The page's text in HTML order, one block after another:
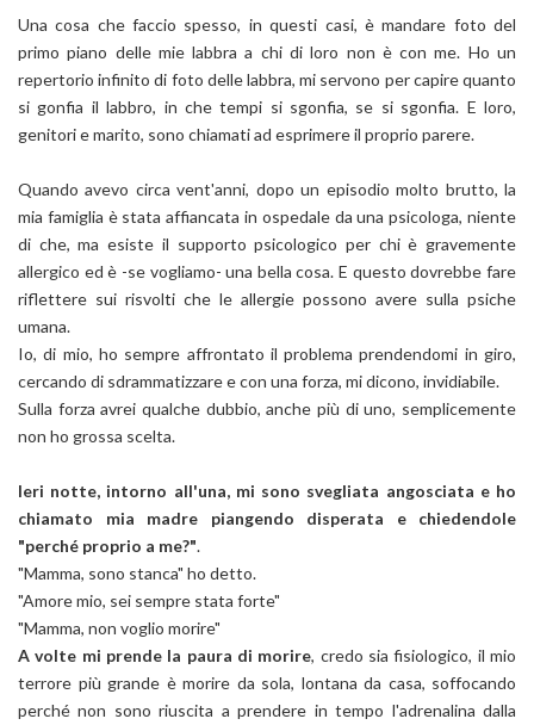
Una cosa che faccio spesso, in questi casi, è mandare foto del
primo piano delle mie labbra a chi di loro non è con me. Ho un
repertorio infinito di foto delle labbra, mi servono per capire quanto
si gonfia il labbro, in che tempi si sgonfia, se si sgonfia. E loro,
genitori e marito, sono chiamati ad esprimere il proprio parere.
Quando avevo circa vent'anni, dopo un episodio molto brutto, la
mia famiglia è stata affiancata in ospedale da una psicologa, niente
di che, ma esiste il supporto psicologico per chi è gravemente
allergico ed è -se vogliamo- una bella cosa. E questo dovrebbe fare
riflettere sui risvolti che le allergie possono avere sulla psiche
umana.
Io, di mio, ho sempre affrontato il problema prendendomi in giro,
cercando di sdrammatizzare e con una forza, mi dicono, invidiabile.
Sulla forza avrei qualche dubbio, anche più di uno, semplicemente
non ho grossa scelta.
Ieri notte, intorno all'una, mi sono svegliata angosciata e ho
chiamato mia madre piangendo disperata e chiedendole
"perché proprio a me?".
"Mamma, sono stanca" ho detto.
"Amore mio, sei sempre stata forte"
"Mamma, non voglio morire"
A volte mi prende la paura di morire, credo sia fisiologico, il mio
terrore più grande è morire da sola, lontana da casa, soffocando
perché non sono riuscita a prendere in tempo l'adrenalina dalla